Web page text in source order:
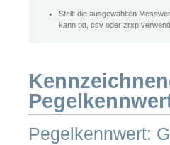
Stellt die ausgewählten
kann txt, csv oder zrxp
Pegelkennwert: